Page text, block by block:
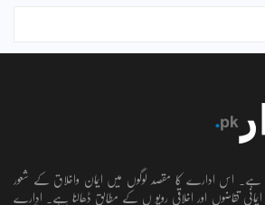
ہے۔ اس ادارے کا مقصد لوگوں میں ایمان واخلاق کے شعور
ایمانی تقاضوں اور اخلاقی رویو ں کے مطابق ڈھالنا ہے۔ ادارے